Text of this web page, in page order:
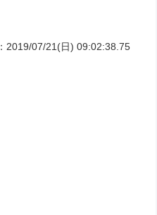
：2019/07/21(日) 09:02:38.75